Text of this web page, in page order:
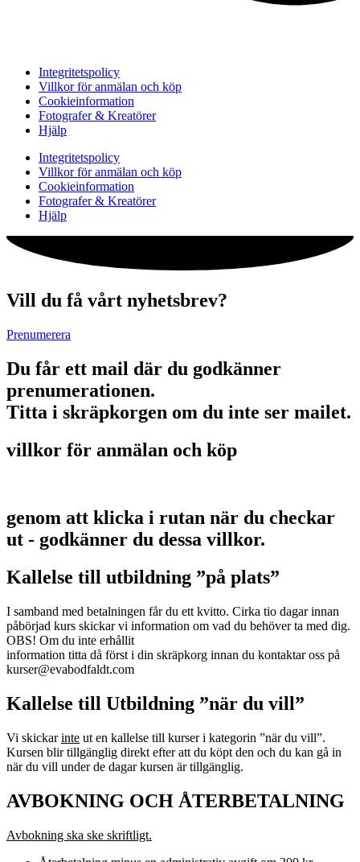
Integritetspolicy
Villkor för anmälan och köp
Cookieinformation
Fotografer & Kreatörer
Hjälp
Integritetspolicy
Villkor för anmälan och köp
Cookieinformation
Fotografer & Kreatörer
Hjälp
Vill du få vårt nyhetsbrev?
Prenumerera
Du får ett mail där du godkänner
prenumerationen.
Titta i skräpkorgen om du inte ser mailet.
villkor för anmälan och köp
genom att klicka i rutan när du checkar
ut - godkänner du dessa villkor.
Kallelse till utbildning ”på plats”
I samband med betalningen får du ett kvitto. Cirka tio dagar innan
påbörjad kurs skickar vi information om vad du behöver ta med dig.
OBS! Om du inte erhållit
information titta då först i din skräpkorg innan du kontaktar oss på
kurser@evabodfaldt.com
Kallelse till Utbildning ”när du vill”
Vi skickarinte ut en kallelse till kurser i kategorin ”när du vill”.
Kursen blir tillgänglig direkt efter att du köpt den och du kan gå in
när du vill under de dagar kursen är tillgänglig.
AVBOKNING OCH ÅTERBETALNING
Avbokning ska ske skriftligt.